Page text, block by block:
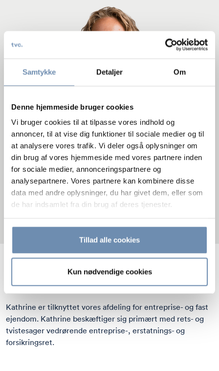
Samtykke Detaljer Om
Denne hjemmeside bruger cookies
Vi bruger cookies til at tilpasse vores indhold og
annoncer, til at vise dig funktioner til sociale medier og til
at analysere vores trafik. Vi deler også oplysninger om
din brug af vores hjemmeside med vores partnere inden
for sociale medier, annonceringspartnere og
analysepartnere. Vores partnere kan kombinere disse
data med andre oplysninger, du har givet dem, eller som
de har indsamlet fra din brug af deres tjenester.
Tillad alle cookies
Kun nødvendige cookies
Kathrine Præstgaard Andersen er advokatfuldmægtig hos
TVC Advokatfirma.
Kathrine er tilknyttet vores afdeling for entreprise- og fast
ejendom. Kathrine beskæftiger sig primært med rets- og
tvistesager vedrørende entreprise-, erstatnings- og
forsikringsret.